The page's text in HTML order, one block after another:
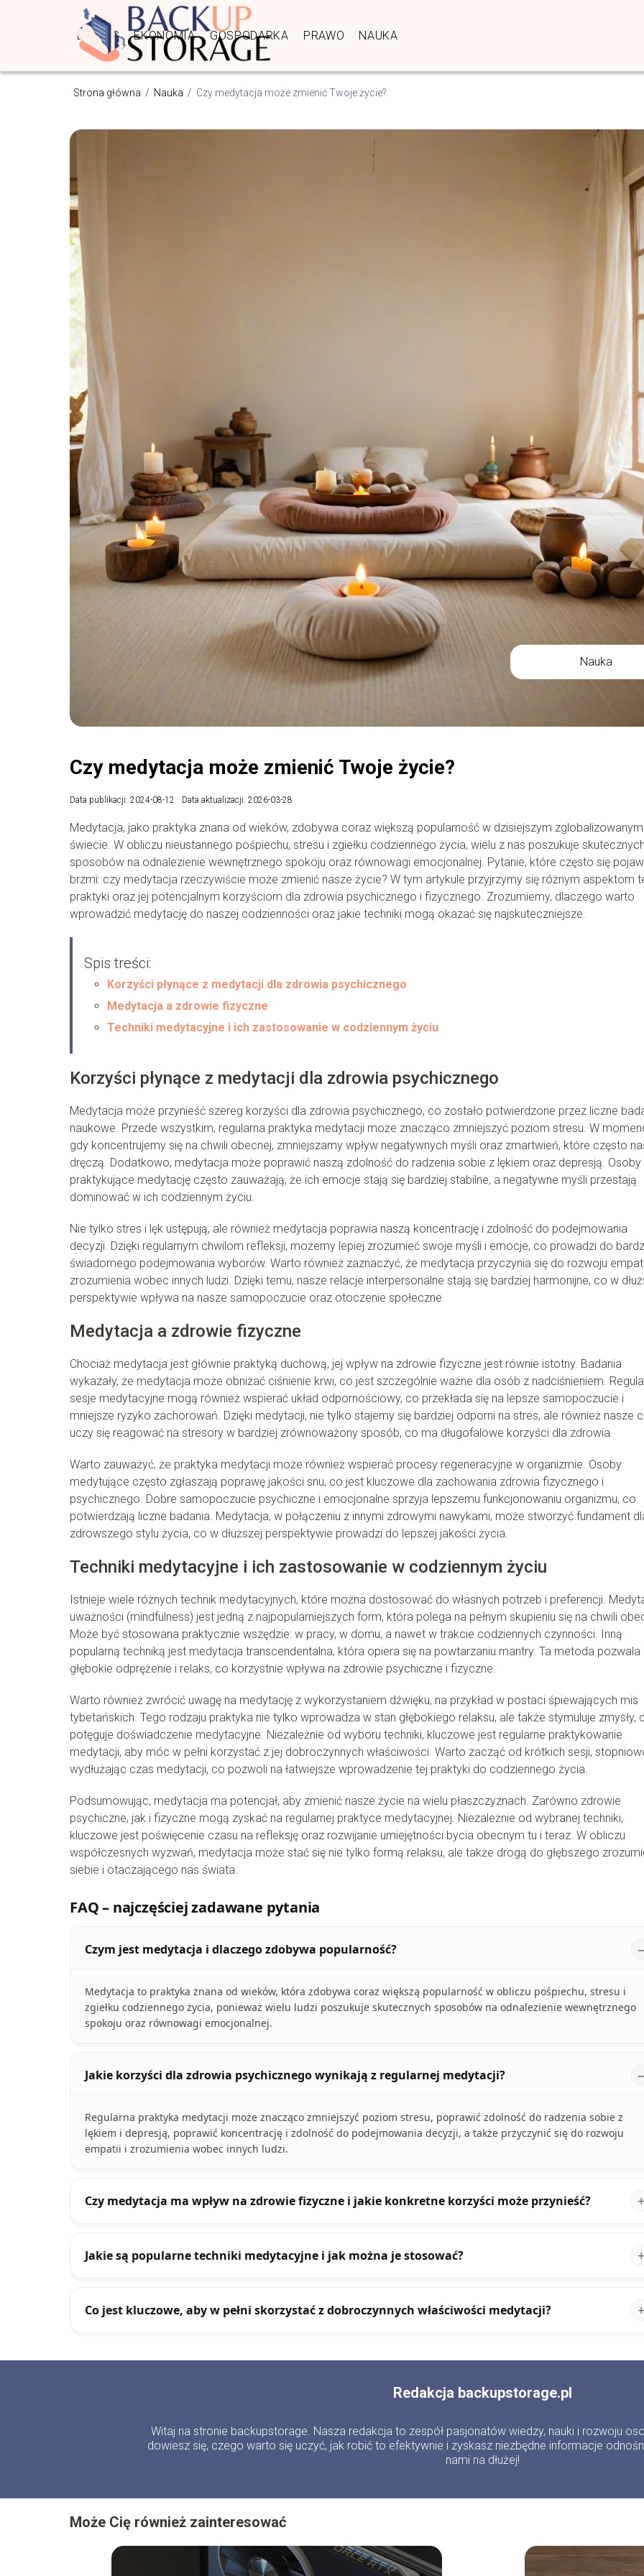
BIZNES EKONOMIA GOSPODARKA PRAWO NAUKA
Strona główna / Nauka / Czy medytacja może zmienić Twoje życie?
Nauka
Czy medytacja może zmienić Twoje życie?
Data publikacji: 2024-08-12 Data aktualizacji: 2026-03-28
Medytacja, jako praktyka znana od wieków, zdobywa coraz większą popularność w dzisiejszym zglobalizowanym
świecie. W obliczu nieustannego pośpiechu, stresu i zgiełku codziennego życia, wielu z nas poszukuje skutecznych
sposobów na odnalezienie wewnętrznego spokoju oraz równowagi emocjonalnej. Pytanie, które często się
brzmi: czy medytacja rzeczywiście może zmienić nasze życie? W tym artykule przyjrzymy się różnym aspektom
praktyki oraz jej potencjalnym korzyściom dla zdrowia psychicznego i fizycznego. Zrozumiemy, dlaczego warto
wprowadzić medytację do naszej codzienności oraz jakie techniki mogą okazać się najskuteczniejsze.
Spis treści:
Korzyści płynące z medytacji dla zdrowia psychicznego
Medytacja a zdrowie fizyczne
Techniki medytacyjne i ich zastosowanie w codziennym życiu
Korzyści płynące z medytacji dla zdrowia psychicznego
Medytacja może przynieść szereg korzyści dla zdrowia psychicznego, co zostało potwierdzone przez liczne
naukowe. Przede wszystkim, regularna praktyka medytacji może znacząco zmniejszyć poziom stresu. W
gdy koncentrujemy się na chwili obecnej, zmniejszamy wpływ negatywnych myśli oraz zmartwień, które często
dręczą. Dodatkowo, medytacja może poprawić naszą zdolność do radzenia sobie z lękiem oraz depresją. Osoby
praktykujące medytację często zauważają, że ich emocje stają się bardziej stabilne, a negatywne myśli przestają
dominować w ich codziennym życiu.
Nie tylko stres i lęk ustępują, ale również medytacja poprawia naszą koncentrację i zdolność do podejmowania
decyzji. Dzięki regularnym chwilom refleksji, możemy lepiej zrozumieć swoje myśli i emocje, co prowadzi do
świadomego podejmowania wyborów. Warto również zaznaczyć, że medytacja przyczynia się do rozwoju
zrozumienia wobec innych ludzi. Dzięki temu, nasze relacje interpersonalne stają się bardziej harmonijne, co w
perspektywie wpływa na nasze samopoczucie oraz otoczenie społeczne.
Medytacja a zdrowie fizyczne
Chociaż medytacja jest głównie praktyką duchową, jej wpływ na zdrowie fizyczne jest równie istotny. Badania
wykazały, że medytacja może obniżać ciśnienie krwi, co jest szczególnie ważne dla osób z nadciśnieniem.
sesje medytacyjne mogą również wspierać układ odpornościowy, co przekłada się na lepsze samopoczucie i
mniejsze ryzyko zachorowań. Dzięki medytacji, nie tylko stajemy się bardziej odporni na stres, ale również nasze
uczy się reagować na stresory w bardziej zrównoważony sposób, co ma długofalowe korzyści dla zdrowia.
Warto zauważyć, że praktyka medytacji może również wspierać procesy regeneracyjne w organizmie. Osoby
medytujące często zgłaszają poprawę jakości snu, co jest kluczowe dla zachowania zdrowia fizycznego i
psychicznego. Dobre samopoczucie psychiczne i emocjonalne sprzyja lepszemu funkcjonowaniu organizmu, co
potwierdzają liczne badania. Medytacja, w połączeniu z innymi zdrowymi nawykami, może stworzyć fundament
zdrowszego stylu życia, co w dłuższej perspektywie prowadzi do lepszej jakości życia.
Techniki medytacyjne i ich zastosowanie w codziennym życiu
Istnieje wiele różnych technik medytacyjnych, które można dostosować do własnych potrzeb i preferencji.
uważności (mindfulness) jest jedną z najpopularniejszych form, która polega na pełnym skupieniu się na chwili
Może być stosowana praktycznie wszędzie: w pracy, w domu, a nawet w trakcie codziennych czynności. Inną
popularną techniką jest medytacja transcendentalna, która opiera się na powtarzaniu mantry. Ta metoda pozwala
głębokie odprężenie i relaks, co korzystnie wpływa na zdrowie psychiczne i fizyczne.
Warto również zwrócić uwagę na medytację z wykorzystaniem dźwięku, na przykład w postaci śpiewających mis
tybetańskich. Tego rodzaju praktyka nie tylko wprowadza w stan głębokiego relaksu, ale także stymuluje zmysły,
potęguje doświadczenie medytacyjne. Niezależnie od wyboru techniki, kluczowe jest regularne praktykowanie
medytacji, aby móc w pełni korzystać z jej dobroczynnych właściwości. Warto zacząć od krótkich sesji,
wydłużając czas medytacji, co pozwoli na łatwiejsze wprowadzenie tej praktyki do codziennego życia.
Podsumowując, medytacja ma potencjał, aby zmienić nasze życie na wielu płaszczyznach. Zarówno zdrowie
psychiczne, jak i fizyczne mogą zyskać na regularnej praktyce medytacyjnej. Niezależnie od wybranej techniki,
kluczowe jest poświęcenie czasu na refleksję oraz rozwijanie umiejętności bycia obecnym tu i teraz. W obliczu
współczesnych wyzwań, medytacja może stać się nie tylko formą relaksu, ale także drogą do głębszego
siebie i otaczającego nas świata.
FAQ – najczęściej zadawane pytania
Czym jest medytacja i dlaczego zdobywa popularność?
Medytacja to praktyka znana od wieków, która zdobywa coraz większą popularność w obliczu pośpiechu, stresu i
zgiełku codziennego życia, ponieważ wielu ludzi poszukuje skutecznych sposobów na odnalezienie wewnętrznego
spokoju oraz równowagi emocjonalnej.
Jakie korzyści dla zdrowia psychicznego wynikają z regularnej medytacji?
Regularna praktyka medytacji może znacząco zmniejszyć poziom stresu, poprawić zdolność do radzenia sobie z
lękiem i depresją, poprawić koncentrację i zdolność do podejmowania decyzji, a także przyczynić się do rozwoju
empatii i zrozumienia wobec innych ludzi.
Czy medytacja ma wpływ na zdrowie fizyczne i jakie konkretne korzyści może przynieść?
Jakie są popularne techniki medytacyjne i jak można je stosować?
Co jest kluczowe, aby w pełni skorzystać z dobroczynnych właściwości medytacji?
Redakcja backupstorage.pl
Witaj na stronie backupstorage. Nasza redakcja to zespół pasjonatów wiedzy, nauki i rozwoju
dowiesz się, czego warto się uczyć, jak robić to efektywnie i zyskasz niezbędne informacje
nami na dłużej!
Może Cię również zainteresować